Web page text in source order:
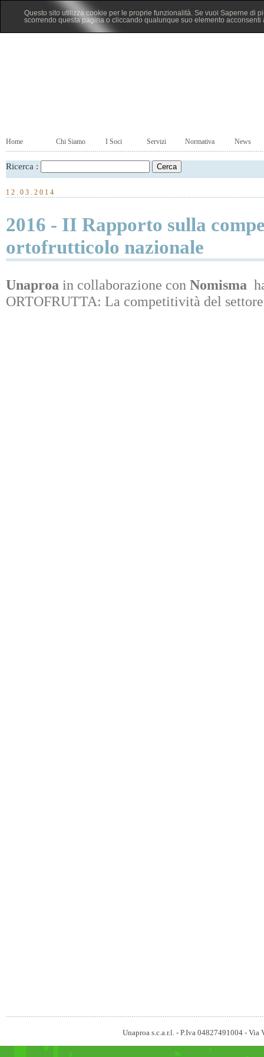
Questo sito utilizza cookie per le proprie funzionalità. Se vuoi Saperne di
scorrendo questa pagina o cliccando qualunque suo elemento acconsenti
Home Chi Siamo I Soci Servizi Normativa News
Ricerca :
12.03.2014
2016 - II Rapporto sulla
ortofrutticolo nazionale
Unaproa in collaborazione con Nomisma
ORTOFRUTTA: La competitività del
Unaproa s.c.a.r.l. - P.Iva 04827491004 -